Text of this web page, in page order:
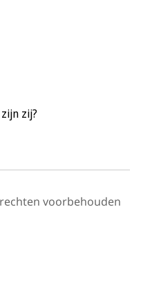
zij?
voorbehouden